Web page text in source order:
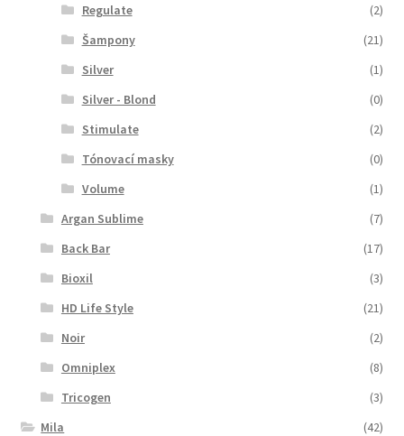
Regulate
(2)
Šampony
(21)
Silver
(1)
Silver - Blond
(0)
Stimulate
(2)
Tónovací masky
(0)
Volume
(1)
Argan Sublime
(7)
Back Bar
(17)
Bioxil
(3)
HD Life Style
(21)
Noir
(2)
Omniplex
(8)
Tricogen
(3)
Mila
(42)